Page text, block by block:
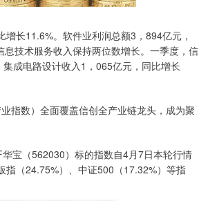
长11.6%。软件业利润总额3，894亿元，
技术服务收入保持两位数增长。一季度，信
成电路设计收入1，065亿元，同比增长
数）全面覆盖信创全产业链龙头，成为聚
宝（562030）标的指数自4月7日本轮行情
指（24.75%）、中证500（17.32%）等指